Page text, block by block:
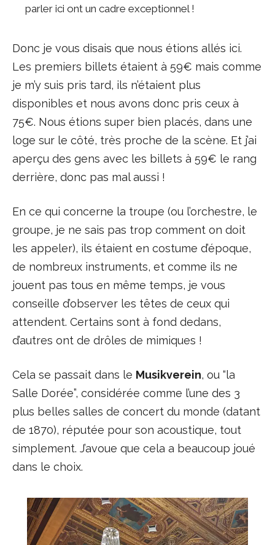
parler ici ont un cadre exceptionnel !
Donc je vous disais que nous étions allés ici.
Les premiers billets étaient à 59€ mais comme
je m’y suis pris tard, ils n’étaient plus
disponibles et nous avons donc pris ceux à
75€. Nous étions super bien placés, dans une
loge sur le côté, très proche de la scène. Et j’ai
aperçu des gens avec les billets à 59€ le rang
derrière, donc pas mal aussi !
En ce qui concerne la troupe (ou l’orchestre, le
groupe, je ne sais pas trop comment on doit
les appeler), ils étaient en costume d’époque,
de nombreux instruments, et comme ils ne
jouent pas tous en même temps, je vous
conseille d’observer les têtes de ceux qui
attendent. Certains sont à fond dedans,
d’autres ont de drôles de mimiques !
Cela se passait dans le Musikverein, ou “la
Salle Dorée”, considérée comme l’une des 3
plus belles salles de concert du monde (datant
de 1870), réputée pour son acoustique, tout
simplement. J’avoue que cela a beaucoup joué
dans le choix.